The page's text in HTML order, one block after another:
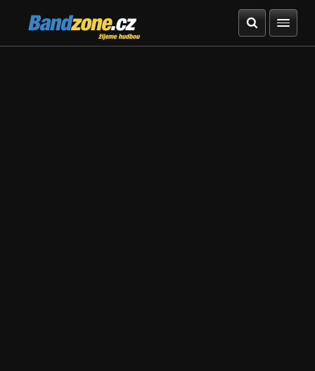
Bandzone.cz
žijeme hudbou